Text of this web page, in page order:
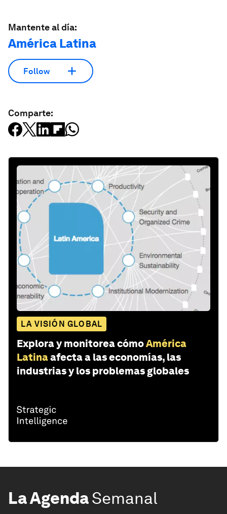
Mantente al día:
América Latina
Follow
Comparte:
LA VISIÓN GLOBAL
Explora y monitorea cómoAmérica
Latinaafecta a las economías, las
industrias y los problemas globales
La AgendaSemanal